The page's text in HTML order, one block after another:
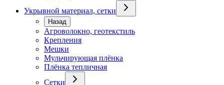
Укрывной материал, сетки
Назад
Агроволокно, геотекстиль
Крепления
Мешки
Мульчирующая плёнка
Плёнка тепличная
Сетки